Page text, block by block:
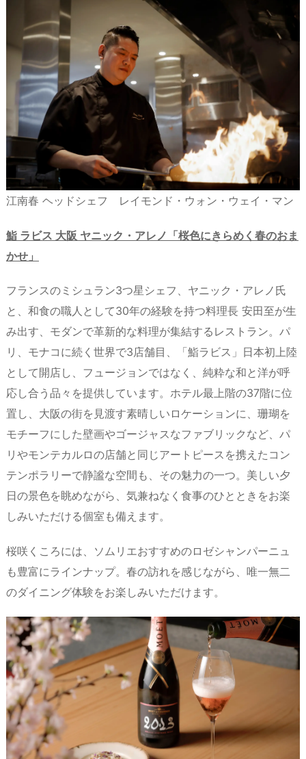
江南春 ヘッドシェフ レイモンド・ウォン・ウェイ・マン
鮨 ラビス 大阪 ヤニック・アレノ「桜色にきらめく春のおま
かせ」
フランスのミシュラン3つ星シェフ、ヤニック・アレノ氏
と、和食の職人として30年の経験を持つ料理長 安田至が生
み出す、モダンで革新的な料理が集結するレストラン。パ
リ、モナコに続く世界で3店舗目、「鮨ラビス」日本初上陸
として開店し、フュージョンではなく、純粋な和と洋が呼
応し合う品々を提供しています。ホテル最上階の37階に位
置し、大阪の街を見渡す素晴しいロケーションに、珊瑚を
モチーフにした壁画やゴージャスなファブリックなど、パ
リやモンテカルロの店舗と同じアートピースを携えたコン
テンポラリーで静謐な空間も、その魅力の一つ。美しい夕
日の景色を眺めながら、気兼ねなく食事のひとときをお楽
しみいただける個室も備えます。
桜咲くころには、ソムリエおすすめのロゼシャンパーニュ
も豊富にラインナップ。春の訪れを感じながら、唯一無二
のダイニング体験をお楽しみいただけます。